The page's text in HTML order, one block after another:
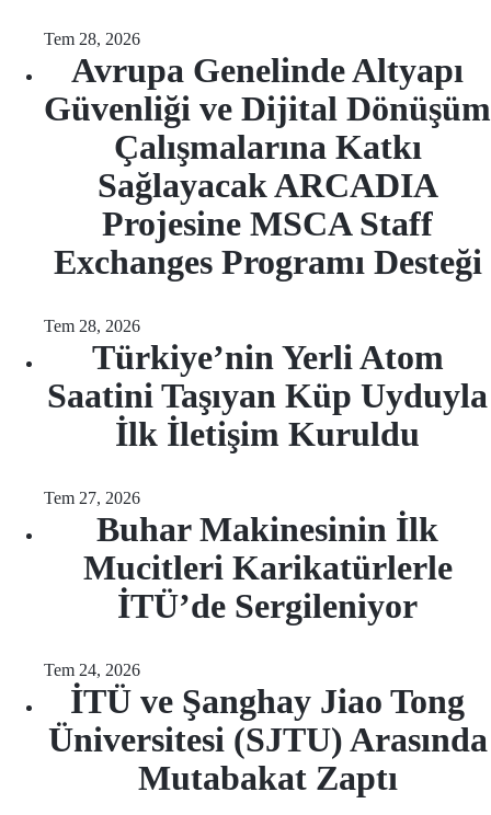
Tem 28, 2026
Avrupa Genelinde Altyapı
Güvenliği ve Dijital Dönüşüm
Çalışmalarına Katkı
Sağlayacak ARCADIA
Projesine MSCA Staff
Exchanges Programı Desteği
Tem 28, 2026
Türkiye’nin Yerli Atom
Saatini Taşıyan Küp Uyduyla
İlk İletişim Kuruldu
Tem 27, 2026
Buhar Makinesinin İlk
Mucitleri Karikatürlerle
İTÜ’de Sergileniyor
Tem 24, 2026
İTÜ ve Şanghay Jiao Tong
Üniversitesi (SJTU) Arasında
Mutabakat Zaptı